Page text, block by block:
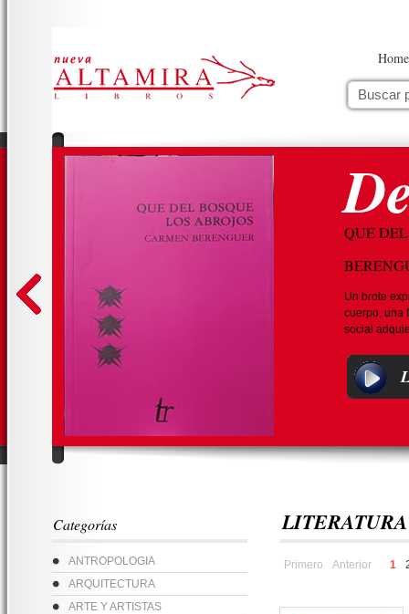
Home
QUE
Un brote
cuerpo, una
social
Categorías
ANTROPOLOGIA
ARQUITECTURA
ARTE Y ARTISTAS
Primero Anterior 1